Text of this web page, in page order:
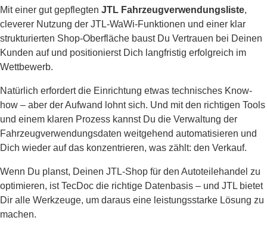
Mit einer gut gepflegten JTL Fahrzeugverwendungsliste,
cleverer Nutzung der JTL-WaWi-Funktionen und einer klar
strukturierten Shop-Oberfläche baust Du Vertrauen bei Deinen
Kunden auf und positionierst Dich langfristig erfolgreich im
Wettbewerb.
Natürlich erfordert die Einrichtung etwas technisches Know-
how – aber der Aufwand lohnt sich. Und mit den richtigen Tools
und einem klaren Prozess kannst Du die Verwaltung der
Fahrzeugverwendungsdaten weitgehend automatisieren und
Dich wieder auf das konzentrieren, was zählt: den Verkauf.
Wenn Du planst, Deinen JTL-Shop für den Autoteilehandel zu
optimieren, ist TecDoc die richtige Datenbasis – und JTL bietet
Dir alle Werkzeuge, um daraus eine leistungsstarke Lösung zu
machen.